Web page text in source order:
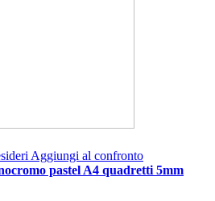
Aggiungi al confronto
pastel A4 quadretti 5mm